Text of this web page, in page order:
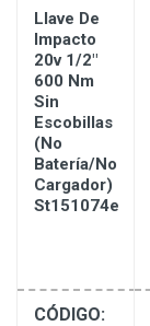
Llave De
Impacto
20v 1/2"
600 Nm
Sin
Escobillas
(no
Batería/no
Cargador)
St151074e
CÓDIGO: